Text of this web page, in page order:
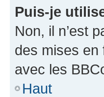
Puis-je
Non, il n’est
des mises en
avec les
Haut